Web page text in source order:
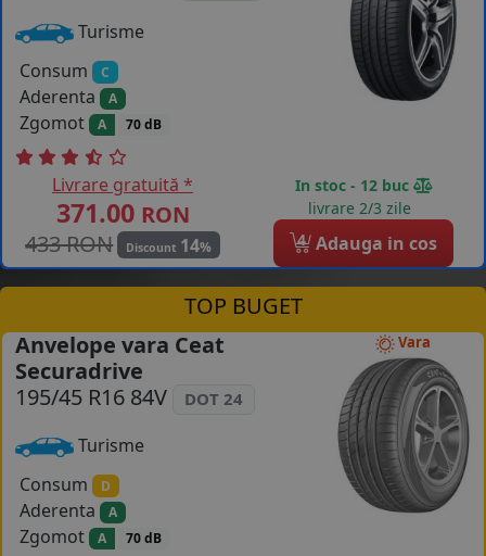
Turisme
Consum
C
Aderenta A
Zgomot A 70 dB
Livrare gratuită *
371.00 RON
433 RON
Discount 14%
In stoc - 12 buc
livrare 2/3 zile
4 Adauga in cos
TOP BUGET
Vara
Anvelope vara Ceat
Securadrive
195/45 R16 84V
DOT 24
Turisme
Consum
D
Aderenta A
Zgomot A 70 dB